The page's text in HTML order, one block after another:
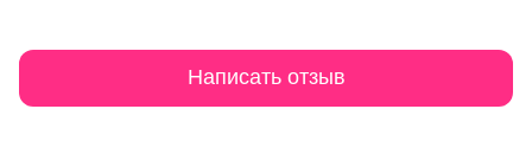
Написать отзыв